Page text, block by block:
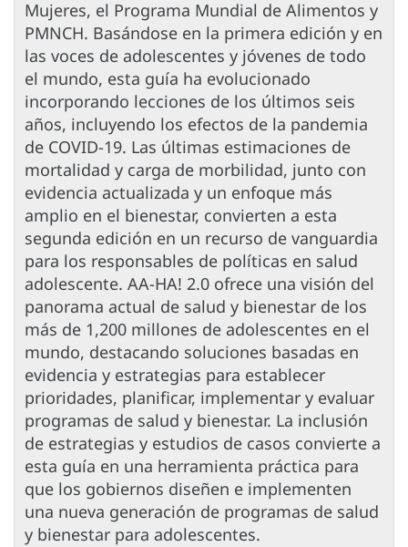
Mujeres, el Programa Mundial de Alimentos y
PMNCH. Basándose en la primera edición y en
las voces de adolescentes y jóvenes de todo
el mundo, esta guía ha evolucionado
incorporando lecciones de los últimos seis
años, incluyendo los efectos de la pandemia
de COVID-19. Las últimas estimaciones de
mortalidad y carga de morbilidad, junto con
evidencia actualizada y un enfoque más
amplio en el bienestar, convierten a esta
segunda edición en un recurso de vanguardia
para los responsables de políticas en salud
adolescente. AA-HA! 2.0 ofrece una visión del
panorama actual de salud y bienestar de los
más de 1,200 millones de adolescentes en el
mundo, destacando soluciones basadas en
evidencia y estrategias para establecer
prioridades, planificar, implementar y evaluar
programas de salud y bienestar. La inclusión
de estrategias y estudios de casos convierte a
esta guía en una herramienta práctica para
que los gobiernos diseñen e implementen
una nueva generación de programas de salud
y bienestar para adolescentes.